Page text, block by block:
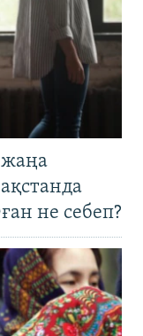
жаңа
не себеп?